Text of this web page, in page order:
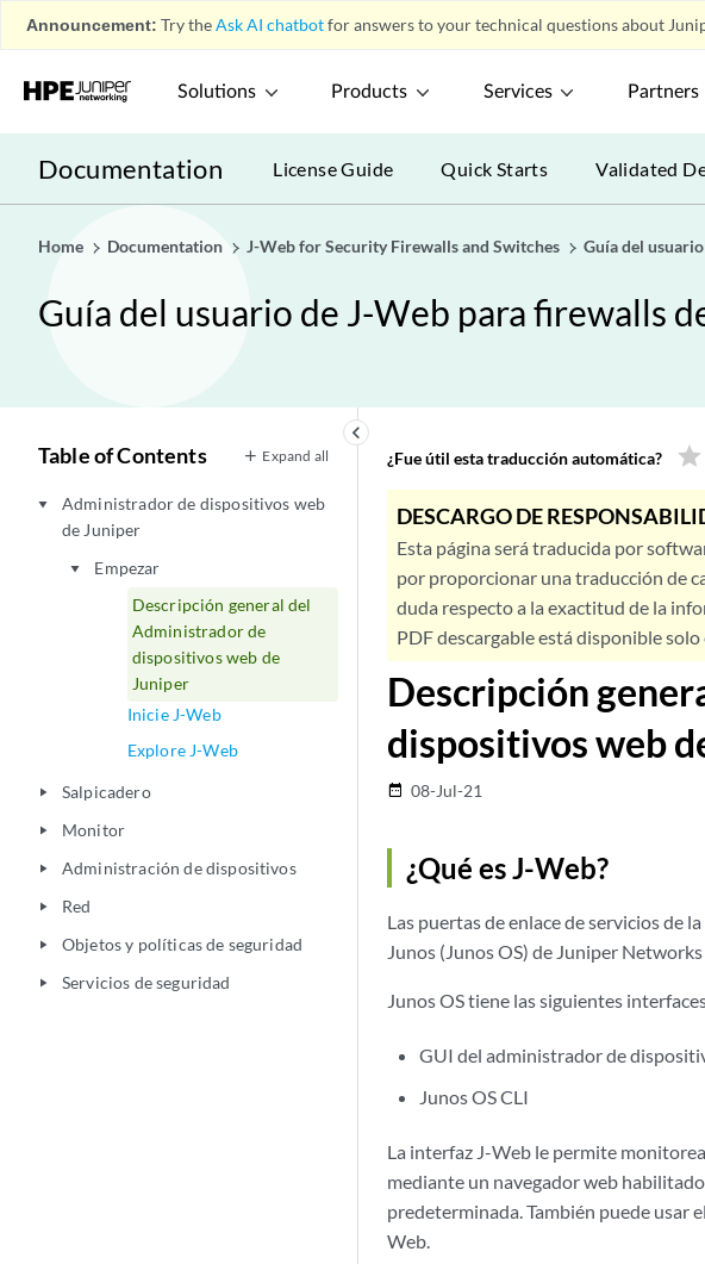
Announcement: Try theAsk AI chatbotfor answers to your technical questions about
Solutions Products Services Partners
Documentation License Guide Quick Starts Validated
Home Documentation J-Web for Security Firewalls and Switches Guía del
Guía del usuario de J-Web para firewalls
keyboard_arrow_left
Table of Contents Expand all
play_arrow
Administrador de dispositivos web
de Juniper
play_arrow
Empezar
Descripción general del
Administrador de
dispositivos web de
Juniper
Inicie J-Web
Explore J-Web
play_arrow Salpicadero
play_arrow Monitor
play_arrow Administración de dispositivos
play_arrow Red
play_arrow Objetos y políticas de seguridad
play_arrow Servicios de seguridad
¿Fue útil esta traducción automática? star
DESCARGO DE
Esta página será traducida por
por proporcionar una traducción de
duda respecto a la exactitud de la
PDF descargable está disponible solo
Descripción
dispositivos web
date_range 08-Jul-21
¿Qué es J-Web?
Las puertas de enlace de servicios de
Junos (Junos OS) de Juniper
Junos OS tiene las siguientes
GUI del administrador de
Junos OS CLI
La interfaz J-Web le permite
mediante un navegador web
predeterminada. También puede usar
Web.